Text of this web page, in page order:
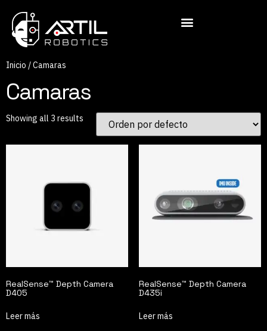
Inicio / Camaras
Camaras
Showing all 3 results
RealSense™ Depth Camera
D405
Leer más
RealSense™ Depth Camera
D435i
Leer más